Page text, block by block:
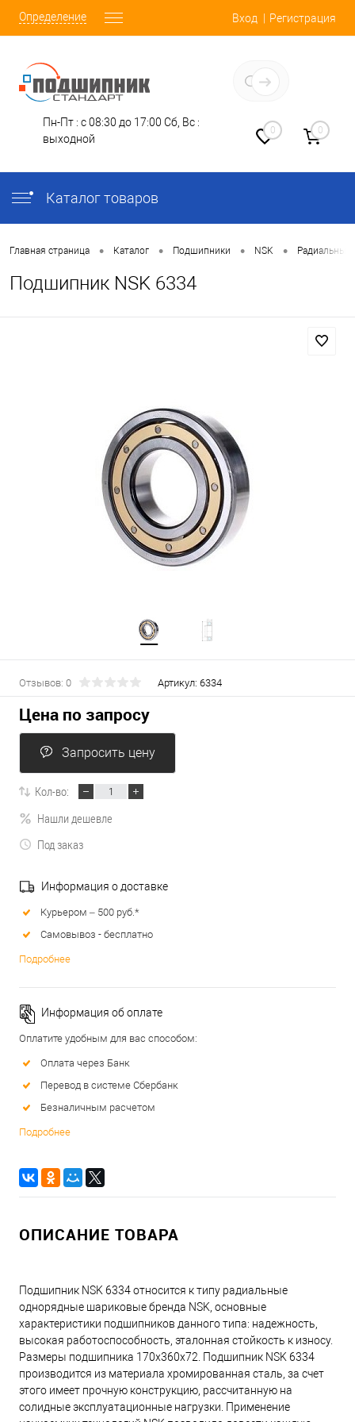
Определение Вход Регистрация
Пн-Пт : с 08:30 до 17:00 Сб, Вс :
выходной
0 0
Каталог товаров
Главная страница • Каталог • Подшипники • NSK •
Подшипник NSK 6334
Отзывов: 0 Артикул: 6334
Цена по запросу
Запросить цену
Кол-во:
Нашли дешевле
Под заказ
Информация о доставке
Курьером – 500 руб.*
Самовывоз - бесплатно
Подробнее
Информация об оплате
Оплатите удобным для вас способом:
Оплата через Банк
Перевод в системе Сбербанк
Безналичным расчетом
Подробнее
ОПИСАНИЕ ТОВАРА
Подшипник NSK 6334 относится к типу радиальные
однорядные шариковые бренда NSK, основные
характеристики подшипников данного типа: надежность,
высокая работоспособность, эталонная стойкость к износу.
Размеры подшипника 170x360x72. Подшипник NSK 6334
производится из материала хромированная сталь, за счет
этого имеет прочную конструкцию, рассчитанную на
солидные эксплуатационные нагрузки. Применение